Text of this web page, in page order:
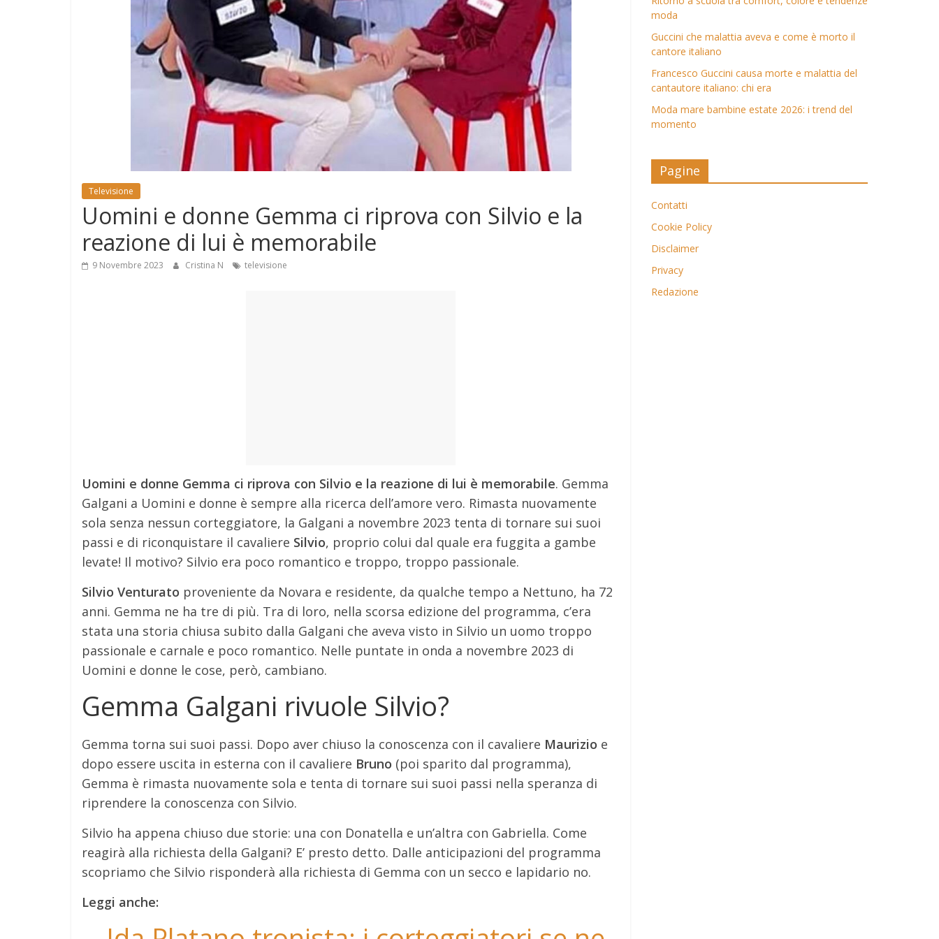
Televisione
Uomini e donne Gemma ci riprova con Silvio e la
reazione di lui è memorabile
9 Novembre 2023 Cristina N televisione
Uomini e donne Gemma ci riprova con Silvio e la reazione di lui è memorabile. Gemma
Galgani a Uomini e donne è sempre alla ricerca dell’amore vero. Rimasta nuovamente
sola senza nessun corteggiatore, la Galgani a novembre 2023 tenta di tornare sui suoi
passi e di riconquistare il cavaliere Silvio, proprio colui dal quale era fuggita a gambe
levate! Il motivo? Silvio era poco romantico e troppo, troppo passionale.
Silvio Venturato proveniente da Novara e residente, da qualche tempo a Nettuno, ha 72
anni. Gemma ne ha tre di più. Tra di loro, nella scorsa edizione del programma, c’era
stata una storia chiusa subito dalla Galgani che aveva visto in Silvio un uomo troppo
passionale e carnale e poco romantico. Nelle puntate in onda a novembre 2023 di
Uomini e donne le cose, però, cambiano.
Gemma Galgani rivuole Silvio?
Gemma torna sui suoi passi. Dopo aver chiuso la conoscenza con il cavaliere Maurizio e
dopo essere uscita in esterna con il cavaliere Bruno (poi sparito dal programma),
Gemma è rimasta nuovamente sola e tenta di tornare sui suoi passi nella speranza di
riprendere la conoscenza con Silvio.
Silvio ha appena chiuso due storie: una con Donatella e un’altra con Gabriella. Come
reagirà alla richiesta della Galgani? E’ presto detto. Dalle anticipazioni del programma
scopriamo che Silvio risponderà alla richiesta di Gemma con un secco e lapidario no.
Leggi anche:
moda
Guccini che malattia aveva e come è morto il
cantore italiano
Francesco Guccini causa morte e malattia del
cantautore italiano: chi era
Moda mare bambine estate 2026: i trend del
momento
Pagine
Contatti
Cookie Policy
Disclaimer
Privacy
Redazione